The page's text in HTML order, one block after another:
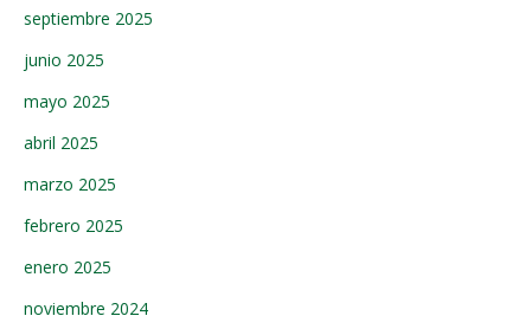
septiembre 2025
junio 2025
mayo 2025
abril 2025
marzo 2025
febrero 2025
enero 2025
noviembre 2024